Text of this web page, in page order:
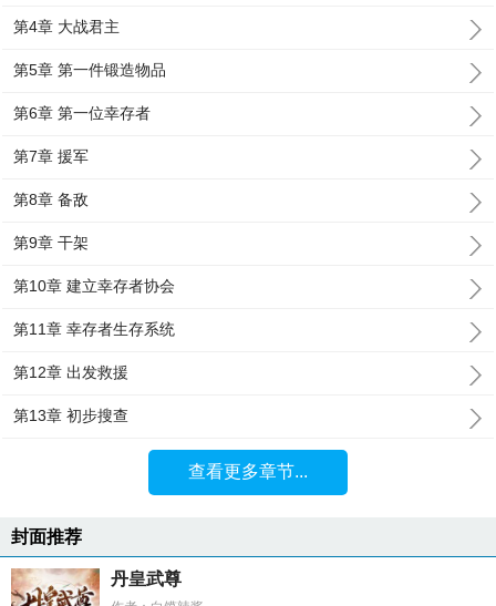
第4章 大战君主
第5章 第一件锻造物品
第6章 第一位幸存者
第7章 援军
第8章 备敌
第9章 干架
第10章 建立幸存者协会
第11章 幸存者生存系统
第12章 出发救援
第13章 初步搜查
查看更多章节...
封面推荐
丹皇武尊